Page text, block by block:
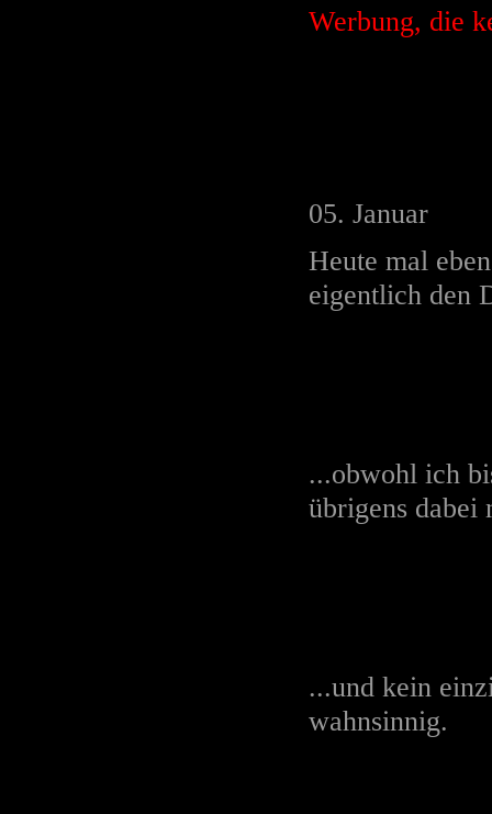
Werbung, die
05. Januar
Heute mal
eigentlich den
...obwohl ich
übrigens dabei
...und kein
wahnsinnig.